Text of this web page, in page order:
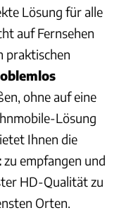
Lösung für alle
auf Fernsehen
praktischen
ohne auf eine
Lösung
Ihnen die
zu empfangen und
HD-Qualität zu
Orten.